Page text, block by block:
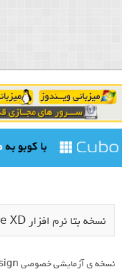
نسخه بتا نرم افزار Adobe XD در دسترس کاربران ویندوز ۱۰